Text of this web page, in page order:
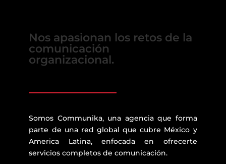
Nos apasionan los retos de la
comunicación
organizacional.
Somos Communika, una agencia que forma
parte de una red global que cubre México y
America Latina, enfocada en ofrecerte
servicios completos de comunicación.